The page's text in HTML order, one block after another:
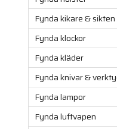
Fynda kikare & sikten
Fynda klockor
Fynda kläder
Fynda knivar &
Fynda lampor
Fynda luftvapen